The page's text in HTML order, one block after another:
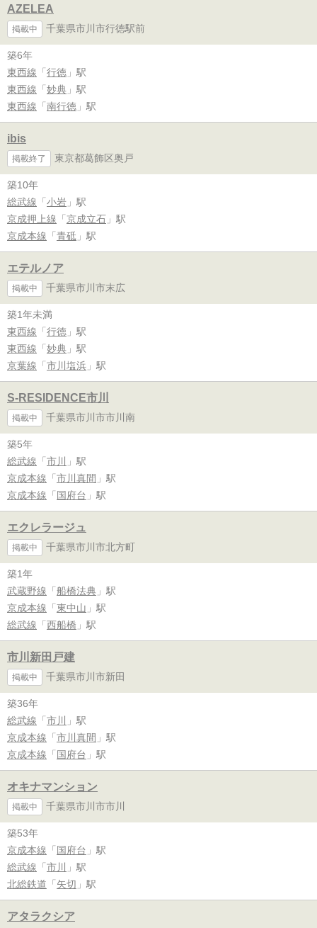
AZELEA
掲載中 千葉県市川市行徳駅前
築6年
東西線 「 行徳 」駅
東西線 「 妙典 」駅
東西線 「 南行徳 」駅
ibis
掲載終了 東京都葛飾区奥戸
築10年
総武線 「 小岩 」駅
京成押上線 「 京成立石 」駅
京成本線 「 青砥 」駅
エテルノア
掲載中 千葉県市川市末広
築1年未満
東西線 「 行徳 」駅
東西線 「 妙典 」駅
京葉線 「 市川塩浜 」駅
S-RESIDENCE市川
掲載中 千葉県市川市市川南
築5年
総武線 「 市川
」駅
京成本線 「 市川真間 」駅
京成本線 「 国府台 」駅
エクレラージュ
掲載中 千葉県市川市北方町
築1年
武蔵野線 「 船橋法典 」駅
京成本線 「 東中山 」駅
総武線 「 西船橋 」駅
市川新田戸建
掲載中 千葉県市川市新田
築36年
総武線 「 市川
」駅
京成本線 「 市川真間 」駅
京成本線 「 国府台 」駅
オキナマンション
掲載中 千葉県市川市市川
築53年
京成本線 「 国府台 」駅
総武線 「 市川
」駅
北総鉄道 「 矢切 」駅
アタラクシア